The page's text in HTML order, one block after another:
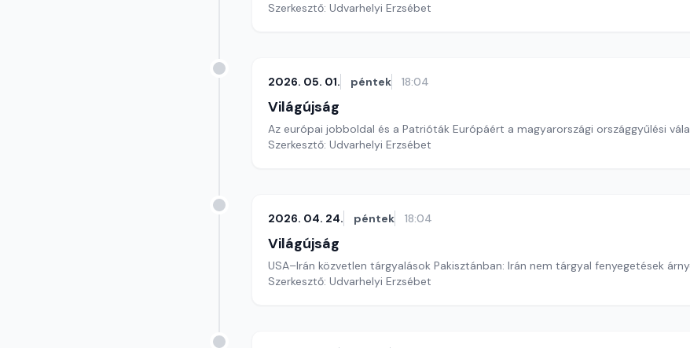
Szerkesztő: Udvarhelyi Erzsébet
2026. 05. 01. péntek 18:04
Világújság
Az európai jobboldal és a Patrióták Európáért a magyarországi országgyűlési
Szerkesztő: Udvarhelyi Erzsébet
2026. 04. 24. péntek 18:04
Világújság
USA–Irán közvetlen tárgyalások Pakisztánban: Irán nem tárgyal fenyegetések
Szerkesztő: Udvarhelyi Erzsébet